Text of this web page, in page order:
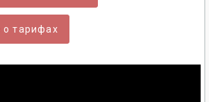
о тарифах